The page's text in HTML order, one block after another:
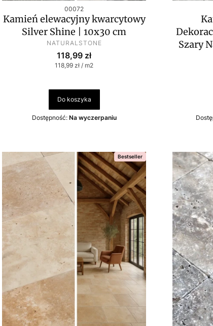
Kod produktu
00072
Kamień elewacyjny kwarcytowy
Silver Shine | 10x30 cm
PRODUCENT
NATURALSTONE
Cena
118,99 zł
Cena jednostkowa
118,99 zł / m2
Do koszyka
Dostępność: Na wyczerpaniu
Szary
Bestseller